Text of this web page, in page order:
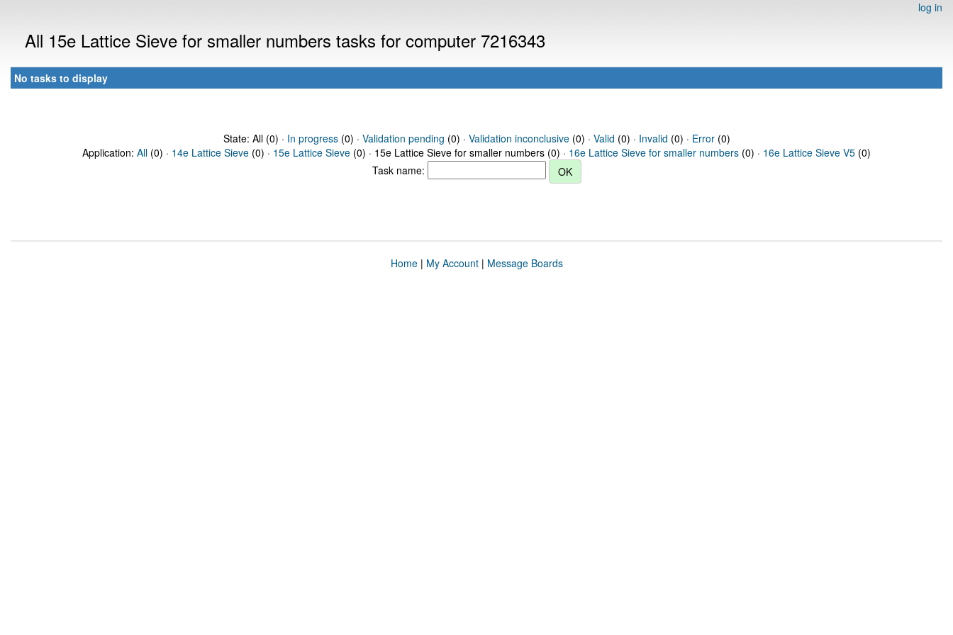
log in
All 15e Lattice Sieve for smaller numbers tasks for computer 7216343
No tasks to display
State: All (0) · In progress(0) · Validation pending (0) · Validation inconclusive(0) · Valid (0) · Invalid (0) · Error(0)
Application: All (0) · 14e Lattice Sieve (0) · 15e Lattice Sieve (0) · 15e Lattice Sieve for smaller numbers (0) · 16e Lattice Sieve for smaller numbers (0) · 16e Lattice Sieve V5 (0)
Task name:
Home| My Account| Message Boards